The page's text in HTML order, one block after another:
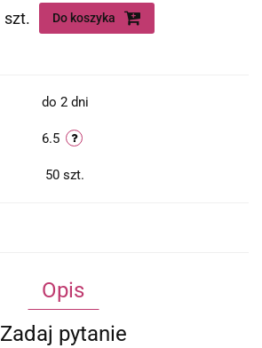
szt. Do koszyka
do 2 dni
6.5
50 szt.
Opis
Zadaj pytanie